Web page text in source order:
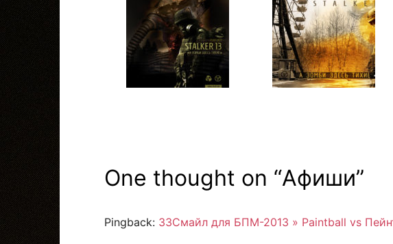
One thought on “Афиши”
Pingback: ЗЗСмайл для БПМ-2013 » Paintball vs